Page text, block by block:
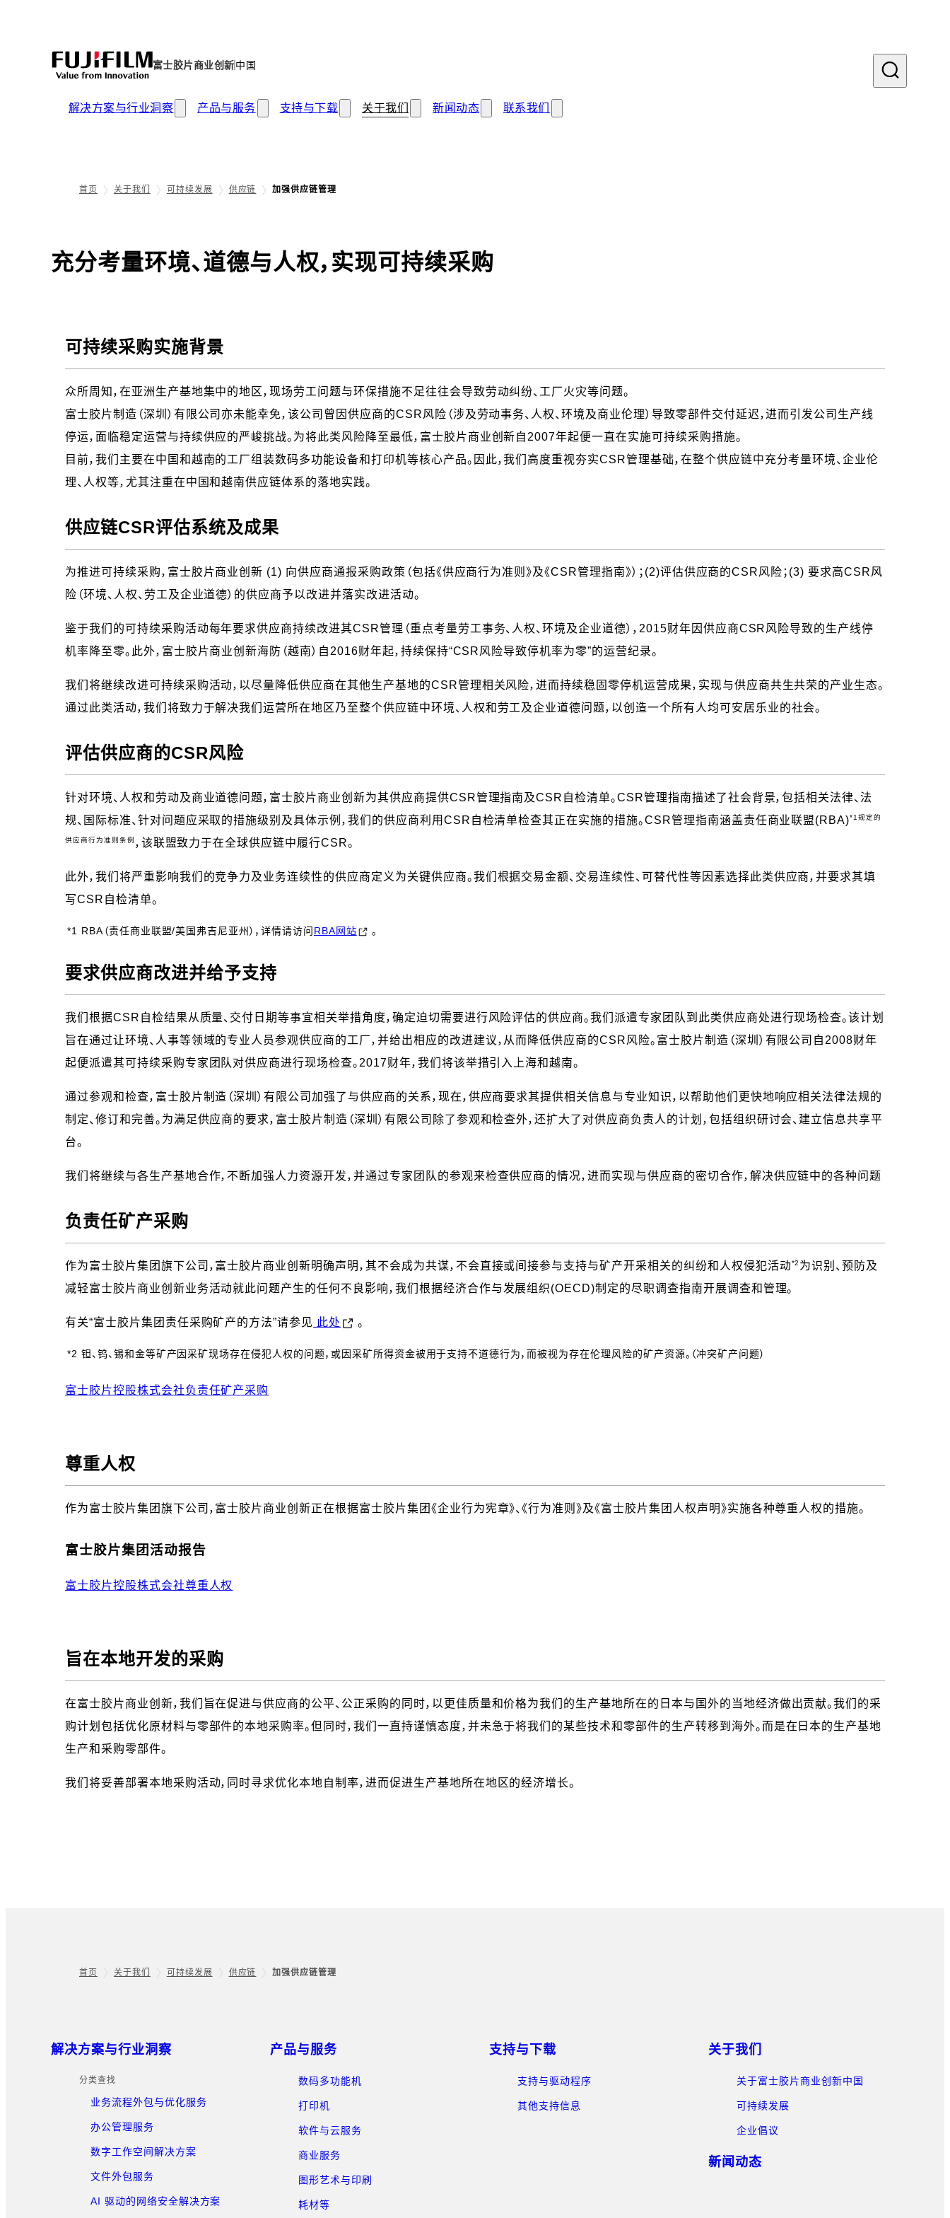
富士胶片商业创新中国
解决方案与行业洞察 产品与服务 支持与下载 关于我们 新闻动态 联系我们
首页 关于我们 可持续发展 供应链 加强供应链管理
充分考量环境、道德与人权，实现可持续采购
可持续采购实施背景
众所周知，在亚洲生产基地集中的地区，现场劳工问题与环保措施不足往往会导致劳动纠纷、工厂火灾等问题。
富士胶片制造（深圳）有限公司亦未能幸免，该公司曾因供应商的CSR风险（涉及劳动事务、人权、环境及商业伦理）导致零部件交付延迟，进而引发公司生产线
停运，面临稳定运营与持续供应的严峻挑战。为将此类风险降至最低，富士胶片商业创新自2007年起便一直在实施可持续采购措施。
目前，我们主要在中国和越南的工厂组装数码多功能设备和打印机等核心产品。因此，我们高度重视夯实CSR管理基础，在整个供应链中充分考量环境、企业伦
理、人权等，尤其注重在中国和越南供应链体系的落地实践。
供应链CSR评估系统及成果
为推进可持续采购，富士胶片商业创新 (1) 向供应商通报采购政策（包括《供应商行为准则》及《CSR管理指南》）；(2)评估供应商的CSR风险；(3) 要求高CSR风
险（环境、人权、劳工及企业道德）的供应商予以改进并落实改进活动。
鉴于我们的可持续采购活动每年要求供应商持续改进其CSR管理（重点考量劳工事务、人权、环境及企业道德），2015财年因供应商CSR风险导致的生产线停
机率降至零。此外，富士胶片商业创新海防（越南）自2016财年起，持续保持“CSR风险导致停机率为零”的运营纪录。
我们将继续改进可持续采购活动，以尽量降低供应商在其他生产基地的CSR管理相关风险，进而持续稳固零停机运营成果，实现与供应商共生共荣的产业生态。
通过此类活动，我们将致力于解决我们运营所在地区乃至整个供应链中环境、人权和劳工及企业道德问题，以创造一个所有人均可安居乐业的社会。
评估供应商的CSR风险
针对环境、人权和劳动及商业道德问题，富士胶片商业创新为其供应商提供CSR管理指南及CSR自检清单。CSR管理指南描述了社会背景，包括相关法律、法
规、国际标准、针对问题应采取的措施级别及具体示例，我们的供应商利用CSR自检清单检查其正在实施的措施。CSR管理指南涵盖责任商业联盟(RBA)*1规定的
供应商行为准则条例 ，该联盟致力于在全球供应链中履行CSR。
此外，我们将严重影响我们的竞争力及业务连续性的供应商定义为关键供应商。我们根据交易金额、交易连续性、可替代性等因素选择此类供应商，并要求其填
写CSR自检清单。
*1 RBA（责任商业联盟/美国弗吉尼亚州），详情请访问 RBA网站 。
要求供应商改进并给予支持
我们根据CSR自检结果从质量、交付日期等事宜相关举措角度，确定迫切需要进行风险评估的供应商。我们派遣专家团队到此类供应商处进行现场检查。该计划
旨在通过让环境、人事等领域的专业人员参观供应商的工厂，并给出相应的改进建议，从而降低供应商的CSR风险。富士胶片制造（深圳）有限公司自2008财年
起便派遣其可持续采购专家团队对供应商进行现场检查。2017财年，我们将该举措引入上海和越南。
通过参观和检查，富士胶片制造（深圳）有限公司加强了与供应商的关系，现在，供应商要求其提供相关信息与专业知识，以帮助他们更快地响应相关法律法规的
制定、修订和完善。为满足供应商的要求，富士胶片制造（深圳）有限公司除了参观和检查外，还扩大了对供应商负责人的计划，包括组织研讨会、建立信息共享平
台。
我们将继续与各生产基地合作，不断加强人力资源开发，并通过专家团队的参观来检查供应商的情况，进而实现与供应商的密切合作，解决供应链中的各种问题
负责任矿产采购
作为富士胶片集团旗下公司，富士胶片商业创新明确声明，其不会成为共谋，不会直接或间接参与支持与矿产开采相关的纠纷和人权侵犯活动*2 为识别、预防及
减轻富士胶片商业创新业务活动就此问题产生的任何不良影响，我们根据经济合作与发展组织(OECD)制定的尽职调查指南开展调查和管理。
有关“富士胶片集团责任采购矿产的方法”请参见 此处 。
*2 钽、钨、锡和金等矿产因采矿现场存在侵犯人权的问题，或因采矿所得资金被用于支持不道德行为，而被视为存在伦理风险的矿产资源。（冲突矿产问题）
富士胶片控股株式会社负责任矿产采购
尊重人权
作为富士胶片集团旗下公司，富士胶片商业创新正在根据富士胶片集团《企业行为宪章》、《行为准则》及《富士胶片集团人权声明》实施各种尊重人权的措施。
富士胶片集团活动报告
富士胶片控股株式会社尊重人权
旨在本地开发的采购
在富士胶片商业创新，我们旨在促进与供应商的公平、公正采购的同时，以更佳质量和价格为我们的生产基地所在的日本与国外的当地经济做出贡献。我们的采
购计划包括优化原材料与零部件的本地采购率。但同时，我们一直持谨慎态度，并未急于将我们的某些技术和零部件的生产转移到海外。而是在日本的生产基地
生产和采购零部件。
我们将妥善部署本地采购活动，同时寻求优化本地自制率，进而促进生产基地所在地区的经济增长。
首页 关于我们 可持续发展 供应链 加强供应链管理
网站地图
解决方案与行业洞察
分类查找
业务流程外包与优化服务
办公管理服务
数字工作空间解决方案
文件外包服务
AI 驱动的网络安全解决方案
产品与服务
数码多功能机
打印机
软件与云服务
商业服务
图形艺术与印刷
耗材等
支持与下载
支持与驱动程序
其他支持信息
关于我们
关于富士胶片商业创新中国
可持续发展
企业倡议
新闻动态